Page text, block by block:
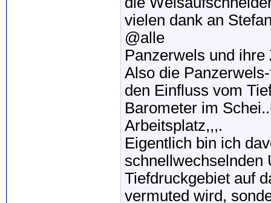
vielen dank an
@alle
Panzerwels und ihre
Also die
den Einfluss vom
Barometer im
Arbeitsplatz,,,.
Eigentlich bin ich
schnellwechselnden
Tiefdruckgebiet auf
vermuted wird,